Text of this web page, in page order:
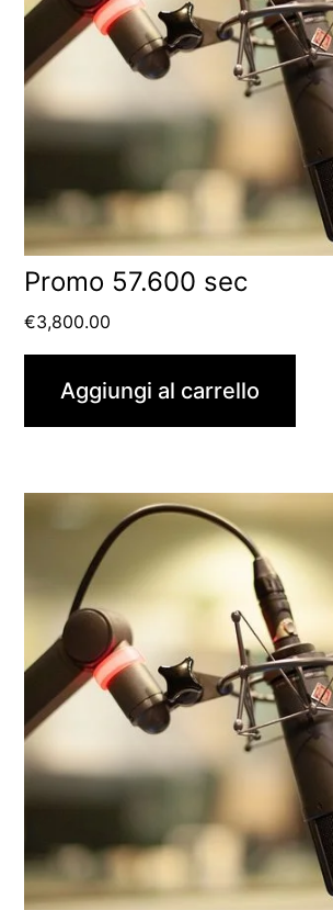
Promo 57.600 sec
€3,800.00
Aggiungi al carrello